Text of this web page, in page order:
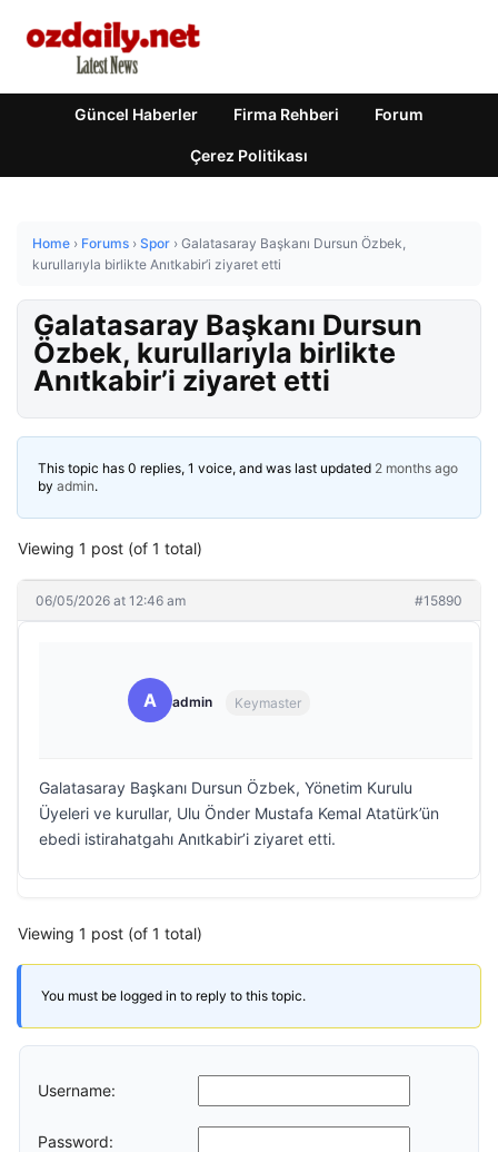
Güncel Haberler Firma Rehberi Forum
Çerez Politikası
Home › Forums › Spor › Galatasaray Başkanı Dursun Özbek,
kurullarıyla birlikte Anıtkabir’i ziyaret etti
Galatasaray Başkanı Dursun
Özbek, kurullarıyla birlikte
Anıtkabir’i ziyaret etti
This topic has 0 replies, 1 voice, and was last updated 2 months ago
by admin.
Viewing 1 post (of 1 total)
06/05/2026 at 12:46 am #15890
A admin Keymaster
Galatasaray Başkanı Dursun Özbek, Yönetim Kurulu
Üyeleri ve kurullar, Ulu Önder Mustafa Kemal Atatürk’ün
ebedi istirahatgahı Anıtkabir’i ziyaret etti.
Viewing 1 post (of 1 total)
You must be logged in to reply to this topic.
Username:
Password: